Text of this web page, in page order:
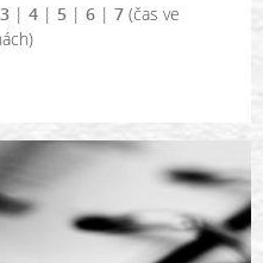
3 | 4 | 5 | 6 | 7 (čas ve